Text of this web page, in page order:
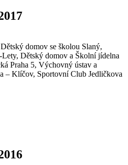
domov se školou Slaný,
Dětský domov a Školní jídelna
Praha 5, Výchovný ústav a
– Klíčov, Sportovní Club Jedličkova